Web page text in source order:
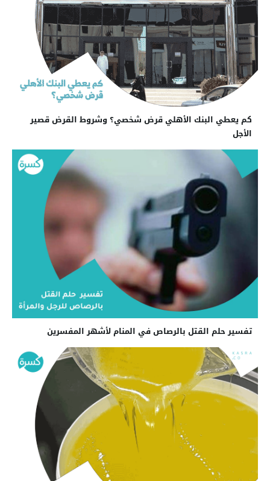
كم يعطي البنك الأهلي قرض شخصي؟ وشروط القرض قصير
الأجل
تفسير حلم القتل بالرصاص في المنام لأشهر المفسرين